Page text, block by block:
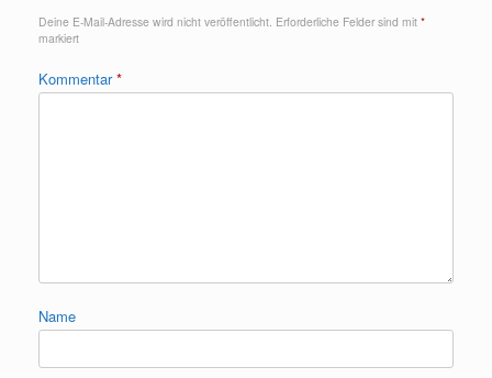
Deine E-Mail-Adresse wird nicht veröffentlicht. Erforderliche Felder sind mit *
markiert
Kommentar*
Name